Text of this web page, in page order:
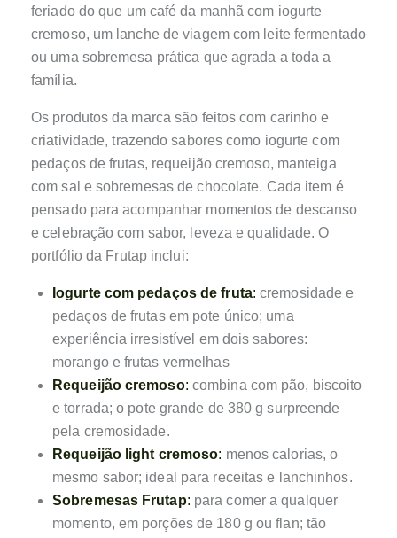
feriado do que um café da manhã com iogurte
cremoso, um lanche de viagem com leite fermentado
ou uma sobremesa prática que agrada a toda a
família.
Os produtos da marca são feitos com carinho e
criatividade, trazendo sabores como iogurte com
pedaços de frutas, requeijão cremoso, manteiga
com sal e sobremesas de chocolate. Cada item é
pensado para acompanhar momentos de descanso
e celebração com sabor, leveza e qualidade. O
portfólio da Frutap inclui:
Iogurte com pedaços de fruta:cremosidade e
pedaços de frutas em pote único; uma
experiência irresistível em dois sabores:
morango e frutas vermelhas
Requeijão cremoso: combina com pão, biscoito
e torrada; o pote grande de 380 g surpreende
pela cremosidade.
Requeijão light cremoso: menos calorias, o
mesmo sabor; ideal para receitas e lanchinhos.
Sobremesas Frutap: para comer a qualquer
momento, em porções de 180 g ou flan; tão